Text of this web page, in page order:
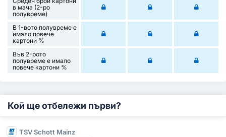
в мача (2-ро
полувреме)
В 1-вото полувреме е
имало повече
картони %
Във 2-рото
полувреме е имало
повече картони %
Кой ще отбележи първи?
TSV Schott Mainz